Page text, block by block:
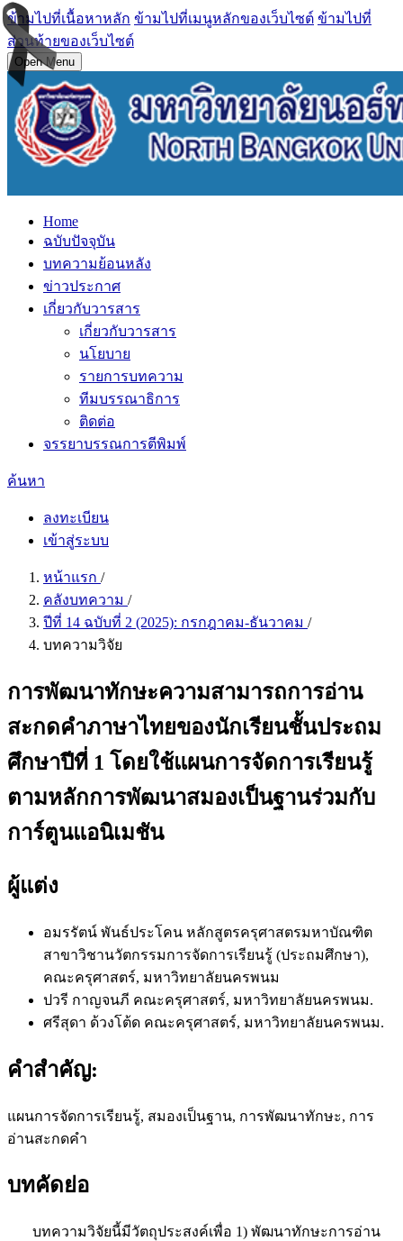
ข้ามไปที่เนื้อหาหลัก ข้ามไปที่เมนูหลักของเว็บไซต์ ข้ามไปที่
ส่วนท้ายของเว็บไซต์
Open Menu
Home
ฉบับปัจจุบัน
บทความย้อนหลัง
ข่าวประกาศ
เกี่ยวกับวารสาร
เกี่ยวกับวารสาร
นโยบาย
รายการบทความ
ทีมบรรณาธิการ
ติดต่อ
จรรยาบรรณการตีพิมพ์
ค้นหา
ลงทะเบียน
เข้าสู่ระบบ
หน้าแรก /
คลังบทความ /
ปีที่ 14 ฉบับที่ 2 (2025): กรกฎาคม-ธันวาคม /
บทความวิจัย
การพัฒนาทักษะความสามารถการอ่าน
สะกดคำภาษาไทยของนักเรียนชั้นประถม
ศึกษาปีที่ 1 โดยใช้แผนการจัดการเรียนรู้
ตามหลักการพัฒนาสมองเป็นฐานร่วมกับ
การ์ตูนแอนิเมชัน
ผู้แต่ง
อมรรัตน์ พันธ์ประโคน หลักสูตรครุศาสตรมหาบัณฑิต
สาขาวิชานวัตกรรมการจัดการเรียนรู้ (ประถมศึกษา),
คณะครุศาสตร์, มหาวิทยาลัยนครพนม
ปวรี กาญจนภี คณะครุศาสตร์, มหาวิทยาลัยนครพนม.
ศรีสุดา ด้วงโต้ด คณะครุศาสตร์, มหาวิทยาลัยนครพนม.
คำสำคัญ:
แผนการจัดการเรียนรู้, สมองเป็นฐาน, การพัฒนาทักษะ, การ
อ่านสะกดคำ
บทคัดย่อ
บทความวิจัยนี้มีวัตถุประสงค์เพื่อ 1) พัฒนาทักษะการอ่าน